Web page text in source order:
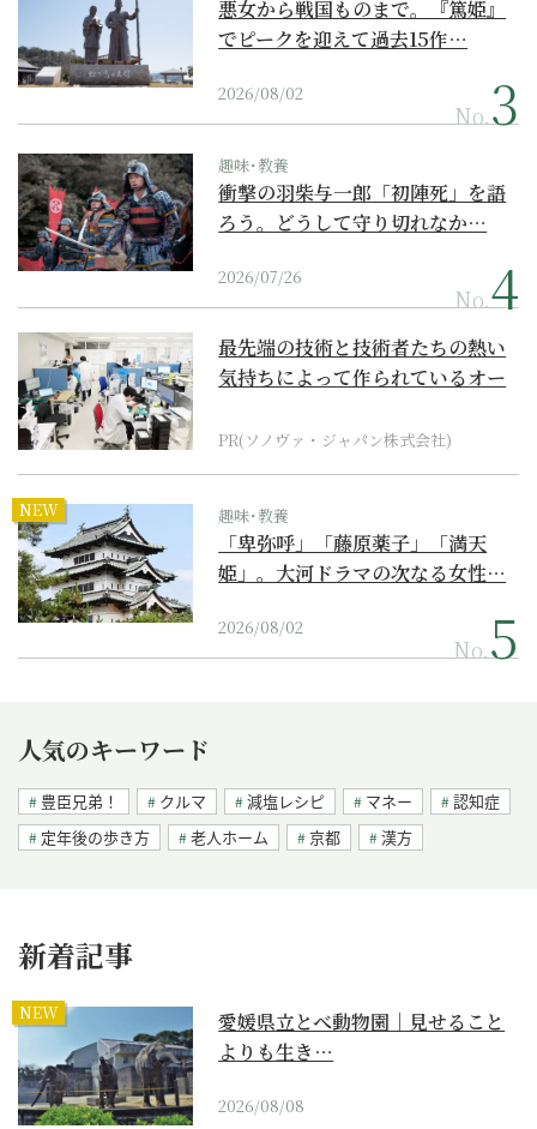
悪女から戦国ものまで。『篤姫』
でピークを迎えて過去15作…
2026/08/02
No.
趣味･教養
衝撃の羽柴与一郎「初陣死」を語
ろう。どうして守り切れなか…
2026/07/26
No.
最先端の技術と技術者たちの熱い
気持ちによって作られているオー
PR(ソノヴァ・ジャパン株式会社)
NEW 趣味･教養
「卑弥呼」「藤原薬子」「満天
姫」。大河ドラマの次なる女性…
2026/08/02
No.
人気のキーワード
豊臣兄弟！ クルマ 減塩レシピ マネー
認知症
定年後の歩き方
老人ホーム 京都 漢方
新着記事
NEW
愛媛県立とべ動物園｜見せること
よりも生き…
2026/08/08